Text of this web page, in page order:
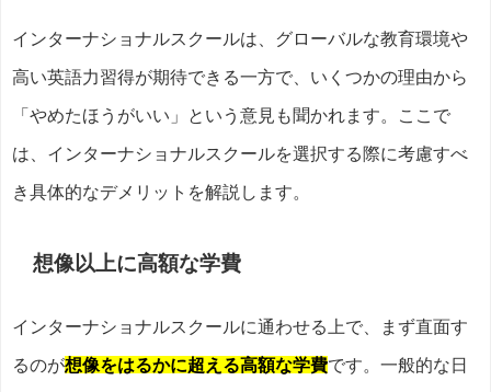
インターナショナルスクールは、グローバルな教育環境や
高い英語力習得が期待できる一方で、いくつかの理由から
「やめたほうがいい」という意見も聞かれます。ここで
は、インターナショナルスクールを選択する際に考慮すべ
き具体的なデメリットを解説します。
想像以上に高額な学費
インターナショナルスクールに通わせる上で、まず直面す
るのが想像をはるかに超える高額な学費です。一般的な日